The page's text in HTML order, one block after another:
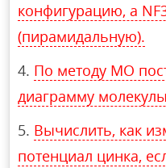
конфигурацию, а
(пирамидальную).
По методу МО
диаграмму
Вычислить, как
потенциал цинка,